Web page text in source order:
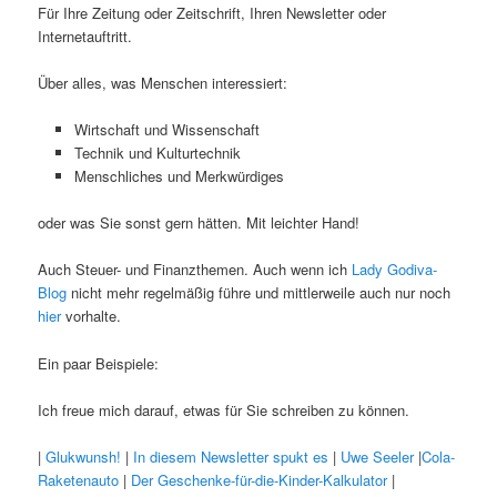
Für Ihre Zeitung oder Zeitschrift, Ihren Newsletter oder
Internetauftritt.
Über alles, was Menschen interessiert:
Wirtschaft und Wissenschaft
Technik und Kulturtechnik
Menschliches und Merkwürdiges
oder was Sie sonst gern hätten. Mit leichter Hand!
Auch Steuer- und Finanzthemen. Auch wenn ich Lady Godiva-
Blog nicht mehr regelmäßig führe und mittlerweile auch nur noch
hiervorhalte.
Ein paar Beispiele:
Ich freue mich darauf, etwas für Sie schreiben zu können.
|Glukwunsh! | In diesem Newsletter spukt es | Uwe Seeler|Cola-
Raketenauto | Der Geschenke-für-die-Kinder-Kalkulator|